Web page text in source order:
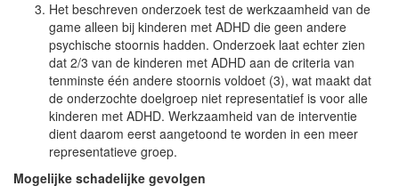
Het beschreven onderzoek test de werkzaamheid van de
game alleen bij kinderen met ADHD die geen andere
psychische stoornis hadden. Onderzoek laat echter zien
dat 2/3 van de kinderen met ADHD aan de criteria van
tenminste één andere stoornis voldoet (3), wat maakt dat
de onderzochte doelgroep niet representatief is voor alle
kinderen met ADHD. Werkzaamheid van de interventie
dient daarom eerst aangetoond te worden in een meer
representatieve groep.
Mogelijke schadelijke gevolgen